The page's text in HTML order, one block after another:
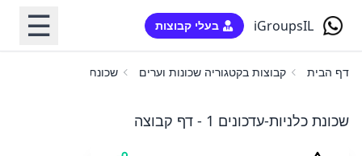
iGroupsIL בעלי קבוצות ☰
דף הבית קבוצות בקטגוריה שכונות וערים שכונת כלניות-עדכונים 1
שכונת כלניות-עדכונים 1 - דף קבוצה